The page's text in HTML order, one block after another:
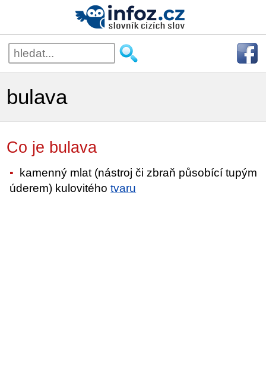
bulava
Co je bulava
kamenný mlat (nástroj či zbraň působící tupým
úderem) kulovitéhotvaru